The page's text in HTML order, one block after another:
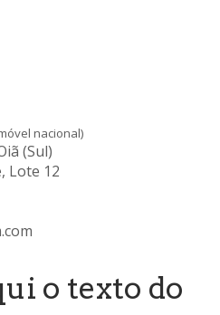
nacional)
(Sul)
Lote 12
o texto do